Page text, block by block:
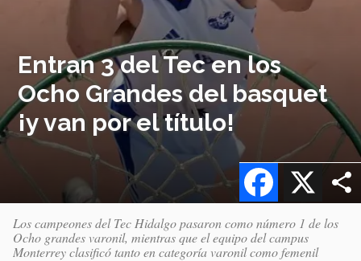
Entran 3 del Tec en los
Ocho Grandes del basquet
¡y van por el título!
X
Facebook
Los campeones del Tec Hidalgo pasaron como número 1 de los
Ocho grandes varonil, mientras que el equipo del campus
Monterrey clasificó tanto en categoría varonil como femenil